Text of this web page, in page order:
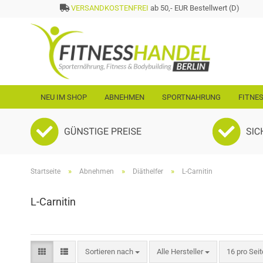
VERSANDKOSTENFREI ab 50,- EUR Bestellwert (D)
NEU IM SHOP ABNEHMEN SPORTNAHRUNG
Startseite » Abnehmen » Diäthelfer » L-Carnitin
L-Carnitin
Sortieren nach
Sortieren nach Alle Hersteller 16 pro
pro Seite